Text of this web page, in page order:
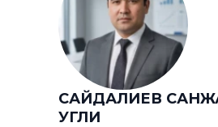
САЙДАЛИЕВ
УГЛИ